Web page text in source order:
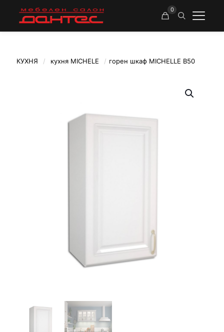
0
КУХНЯ / кухня MICHELE / горен шкаф MICHELLE В50